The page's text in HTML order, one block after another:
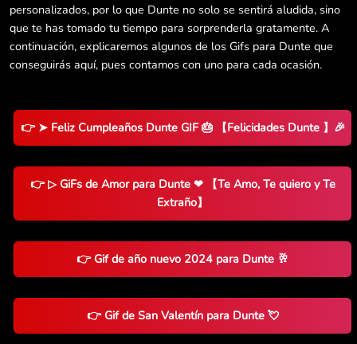
personalizados, por lo que Dunte no solo se sentirá aludida, sino
que te has tomado tu tiempo para sorprenderla gratamente. A
continuación, explicaremos algunos de los Gifs para Dunte que
conseguirás aquí, pues contamos con uno para cada ocasión.
👉 ➤ Feliz Cumpleaños Dunte GIF 🎂 【Felicidades Dunte 】🎉
👉 ▷ GiFs de Amor para Dunte ❤ 【Te Amo, Te quiero y Te
Extraño】
👉 Gif de año nuevo 2024 para Dunte 🥂
👉 Gif de San Valentín para Dunte 💘